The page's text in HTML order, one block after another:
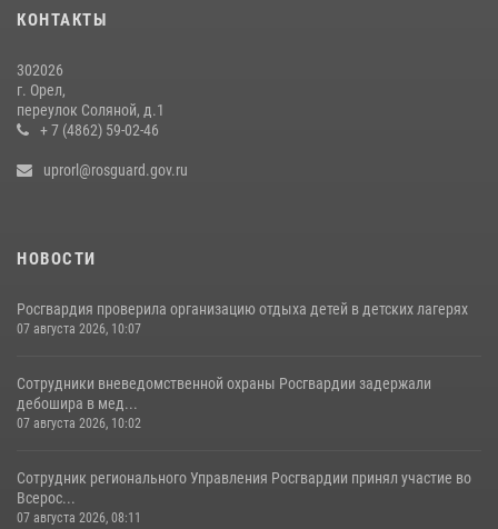
15 июля 2026, 14:49
КОНТАКТЫ
302026
г. Орел,
переулок Соляной, д.1
+ 7 (4862) 59-02-46
uprorl@rosguard.gov.ru
НОВОСТИ
Росгвардия проверила организацию отдыха детей в детских лагерях
07 августа 2026, 10:07
Сотрудники вневедомственной охраны Росгвардии задержали
дебошира в мед...
07 августа 2026, 10:02
Сотрудник регионального Управления Росгвардии принял участие во
Всерос...
07 августа 2026, 08:11